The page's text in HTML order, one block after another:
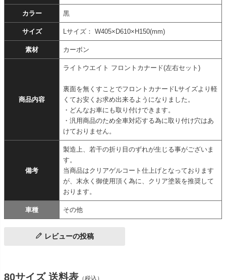
カラー 黒
サイズ Lサイズ： W405×D610×H150(mm)
素材 カーボン
商品内容
ライトウエイト フロントカナード(左右セット)
裏面を無くすことでフロントカナードLサイズより軽
くてお安くお求め出来るようになりました。
・どんなお車にも取り付けできます。
・汎用商品のため全車対応する為に取り付け穴はあ
けておりません。
備考
製造上、若干の折り目のずれが生じる事がございま
す。
当商品はクリアゲルコート仕上げとなっております
が、末永く御使用頂く為に、クリア塗装を推奨して
おります。
車種 その他
レビューの投稿
80サイズ 送料表 （税込）